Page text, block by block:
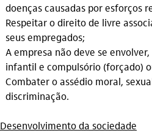
doenças causadas por esforços
Respeitar o direito de livre
seus empregados;
A empresa não deve se
infantil e compulsório (forçado)
Combater o assédio moral,
discriminação.
Desenvolvimento da sociedade